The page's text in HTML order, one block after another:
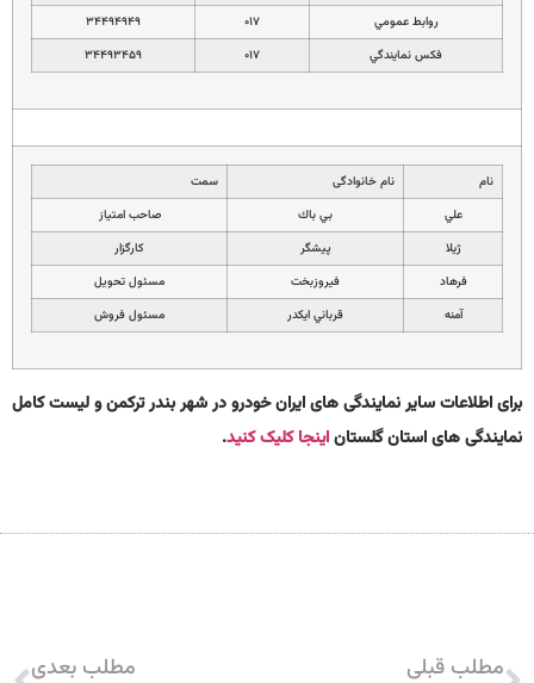
روابط عمومي
۰۱۷
۳۴۴۹۴۹۴۹
فكس نمايندگي
۰۱۷ ۳۴۴۹۳۴۵۹
نام نام خانوادگی
سمت
علي
بي باك
صاحب امتياز
ژيلا
پيشگر
كارگزار
فرهاد
فيروزبخت
مسئول تحويل
آمنه
قرباني ايكدر مسئول فروش
برای اطلاعات سایر نمایندگی های ایران خودرو در شهر بندر ترکمن و لیست کامل
نمایندگی های استان گلستاناینجا کلیک کنید.
مطلب قبلی مطلب بعدی